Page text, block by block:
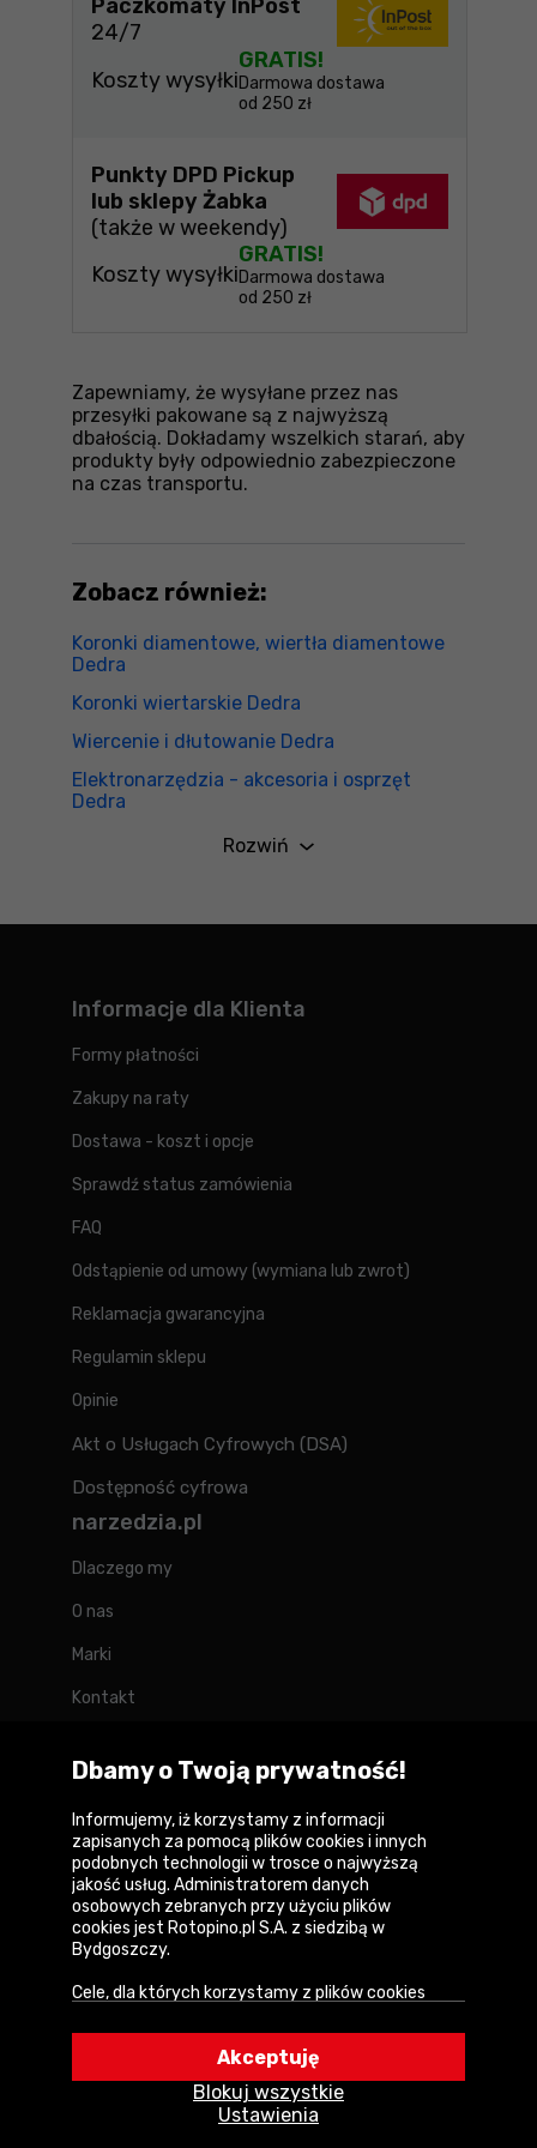
Paczkomaty InPost
24/7
Koszty wysyłki
GRATIS!
Darmowa dostawa
od 250 zł
Punkty DPD Pickup
lub sklepy Żabka
(także w weekendy)
Koszty wysyłki
GRATIS!
Darmowa dostawa
od 250 zł
Zapewniamy, że wysyłane przez nas
przesyłki pakowane są z najwyższą
dbałością. Dokładamy wszelkich starań, aby
produkty były odpowiednio zabezpieczone
na czas transportu.
Zobacz również:
Koronki diamentowe, wiertła diamentowe
Dedra
Koronki wiertarskie Dedra
Wiercenie i dłutowanie Dedra
Elektronarzędzia - akcesoria i osprzęt
Dedra
Rozwiń
Informacje dla Klienta
Formy płatności
Zakupy na raty
Dostawa - koszt i opcje
Sprawdź status zamówienia
FAQ
Odstąpienie od umowy (wymiana lub zwrot)
Reklamacja gwarancyjna
Regulamin sklepu
Opinie
Akt o Usługach Cyfrowych (DSA)
Dostępność cyfrowa
narzedzia.pl
Dlaczego my
O nas
Marki
Kontakt
Forum
Copyright © 2026
Polityka prywatności i zasady korzystania z
serwisu
Informacja o plikach cookies
Dbamy o Twoją prywatność!
Informujemy, iż korzystamy z informacji
zapisanych za pomocą plików cookies i innych
podobnych technologii w trosce o najwyższą
jakość usług. Administratorem danych
osobowych zebranych przy użyciu plików
cookies jest Rotopino.pl S.A. z siedzibą w
Bydgoszczy.
Cele, dla których korzystamy z plików cookies
• Uwierzytelnienie użytkowników w serwisie,
• Optymalizowanie wydajności i szybkości
działania serwisu i usług,Ustawienia
Blokuj wszystkie
Akceptuję